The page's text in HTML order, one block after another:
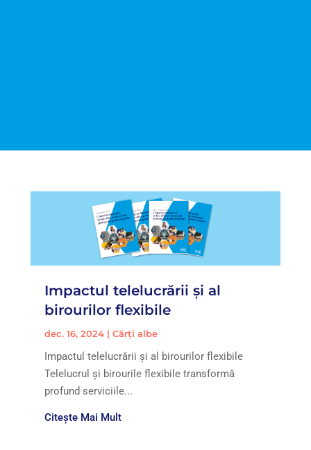
Impactul telelucrării și al
birourilor flexibile
dec. 16, 2024| Cărți albe
Impactul telelucrării și al birourilor flexibile
Telelucrul și birourile flexibile transformă
profund serviciile...
Citește Mai Mult